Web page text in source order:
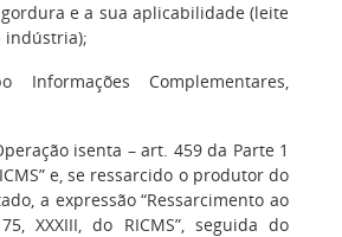
e a sua aplicabilidade (leite
indústria);
Complementares,
isenta – art. 459 da Parte 1
e, se ressarcido o produtor do
a expressão “Ressarcimento ao
XXXIII, do RICMS”, seguida do